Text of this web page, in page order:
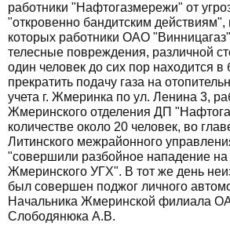
работники "Нафтогазмережи" от
"откровенно бандитским действиям",
которых работники ОАО
телесные повреждения, различной
один человек до сих пор находится
прекратить подачу газа на
учета г. Жмеринка по ул. Ленина 3,
Жмеринского отделения ДП
количестве около 20 человек, во
Литинского межрайонного
"совершили разбойное нападение на
Жмеринского УГХ". В тот же день
был совершен поджог личного
Начальника Жмеринской филиала
Слободянюка А.В.